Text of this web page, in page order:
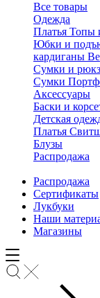
Все товары
Одежда
Платья Топы
Юбки и
кардиганы
Сумки и
Сумки
Аксессуары
Баски и
Детская
Платья
Блузы
Распродажа
Распродажа
Сертификаты
Лукбуки
Наши
Магазины